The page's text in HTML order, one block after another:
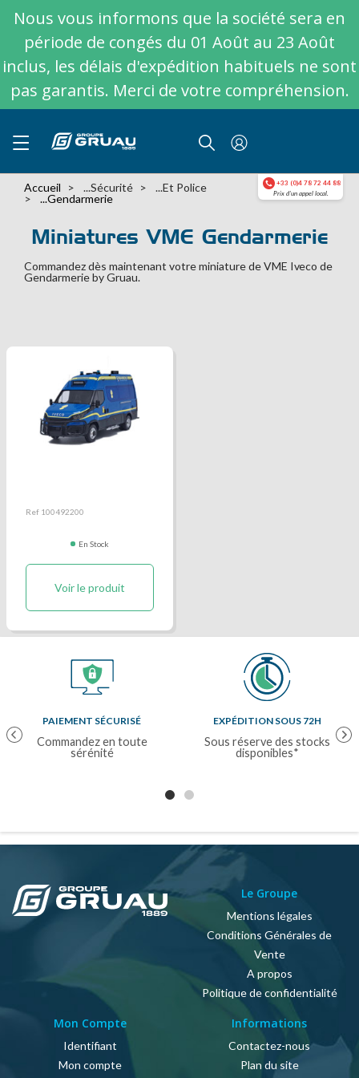
Nous vous informons que la société sera en
période de congés du 01 Août au 23 Août
inclus, les délais d'expédition habituels ne sont
pas garantis. Merci de votre compréhension.
+33 (0)4 78 72 44 88
Prix d'un appel local.
Accueil ...sécurité
...et Police
...Gendarmerie
Miniatures VME Gendarmerie
Commandez dès maintenant votre miniature de VME Iveco de
Gendarmerie by Gruau.
Ref 100492200
En Stock
Voir le produit
PreviousPAIEMENT SÉCURISÉ
Commandez en toute
sérénité
EXPÉDITION SOUS 72H
Sous réserve des stocks
disponibles*
Le Groupe
Mentions légales
Conditions Générales de
Vente
A propos
Politique de confidentialité
Mon Compte
Identifiant
Mon compte
Informations
Contactez-nous
Plan du site